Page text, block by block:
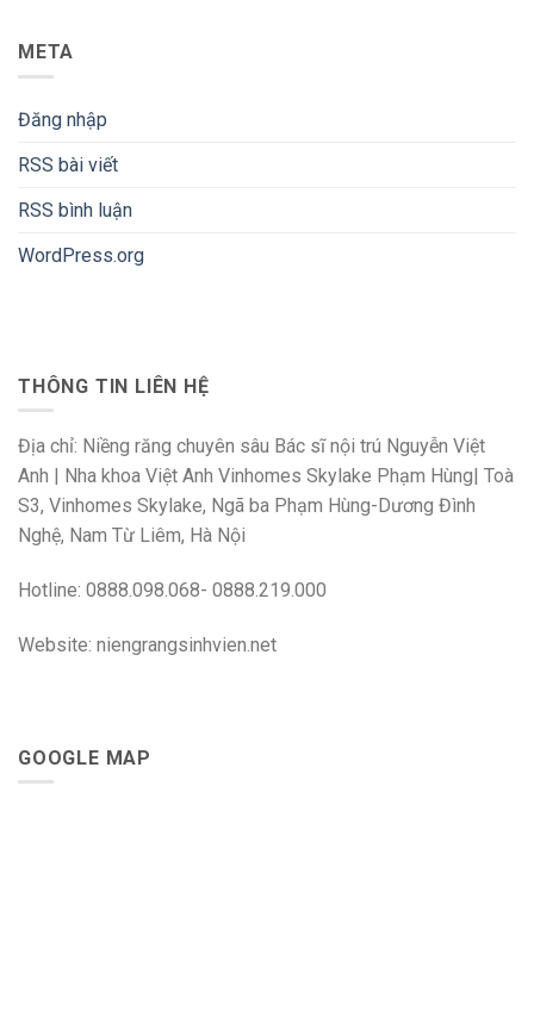
META
Đăng nhập
RSS bài viết
RSS bình luận
WordPress.org
THÔNG TIN LIÊN HỆ
Địa chỉ: Niềng răng chuyên sâu Bác sĩ nội trú Nguyễn Việt
Anh | Nha khoa Việt Anh Vinhomes Skylake Phạm Hùng| Toà
S3, Vinhomes Skylake, Ngã ba Phạm Hùng-Dương Đình
Nghệ, Nam Từ Liêm, Hà Nội
Hotline: 0888.098.068- 0888.219.000
Website: niengrangsinhvien.net
GOOGLE MAP